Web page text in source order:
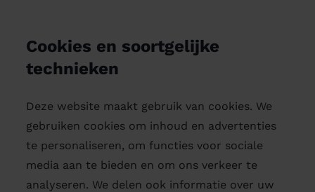
Cookies en soortgelijke
technieken
Deze website maakt gebruik van cookies. We
gebruiken cookies om inhoud en advertenties
te personaliseren, om functies voor sociale
media aan te bieden en om ons verkeer te
analyseren. We delen ook informatie over uw